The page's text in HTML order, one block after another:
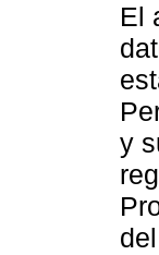
El
y